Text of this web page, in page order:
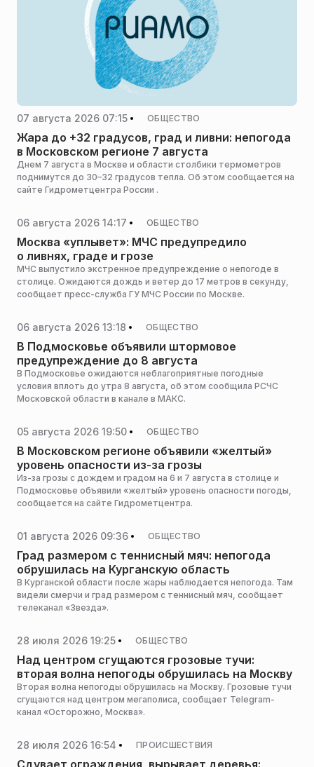
07 августа 2026 07:15 ОБЩЕСТВО
Жара до +32 градусов, град и ливни: непогода
в Московском регионе 7 августа
Днем 7 августа в Москве и области столбики термометров
поднимутся до 30–32 градусов тепла. Об этом сообщается на
сайте Гидрометцентра России .
06 августа 2026 14:17 ОБЩЕСТВО
Москва «уплывет»: МЧС предупредило
о ливнях, граде и грозе
МЧС выпустило экстренное предупреждение о непогоде в
столице. Ожидаются дождь и ветер до 17 метров в секунду,
сообщает пресс-служба ГУ МЧС России по Москве.
06 августа 2026 13:18 ОБЩЕСТВО
В Подмосковье объявили штормовое
предупреждение до 8 августа
В Подмосковье ожидаются неблагоприятные погодные
условия вплоть до утра 8 августа, об этом сообщила РСЧС
Московской области в канале в МАКС.
05 августа 2026 19:50 ОБЩЕСТВО
В Московском регионе объявили «желтый»
уровень опасности из-за грозы
Из-за грозы с дождем и градом на 6 и 7 августа в столице и
Подмосковье объявили «желтый» уровень опасности погоды,
сообщается на сайте Гидрометцентра.
01 августа 2026 09:36 ОБЩЕСТВО
Град размером с теннисный мяч: непогода
обрушилась на Курганскую область
В Курганской области после жары наблюдается непогода. Там
видели смерчи и град размером с теннисный мяч, сообщает
телеканал «Звезда».
28 июля 2026 19:25 ОБЩЕСТВО
Над центром сгущаются грозовые тучи:
вторая волна непогоды обрушилась на Москву
Вторая волна непогоды обрушилась на Москву. Грозовые тучи
сгущаются над центром мегаполиса, сообщает Telegram-
канал «Осторожно, Москва».
28 июля 2026 16:54 ПРОИСШЕСТВИЯ
Сдувает ограждения, вырывает деревья: